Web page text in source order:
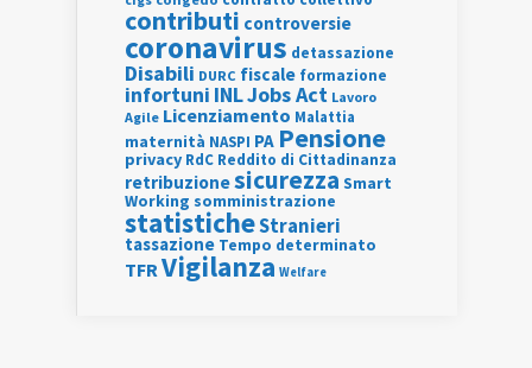
contributi controversie
coronavirus detassazione
Disabili DURC fiscale formazione
infortuni INLJobs Act Lavoro
Agile Licenziamento Malattia
maternità NASPI PA Pensione
privacy RdC Reddito di Cittadinanza
retribuzionesicurezza Smart
Working somministrazione
statisticheStranieri
tassazione Tempo determinato
TFRVigilanza Welfare